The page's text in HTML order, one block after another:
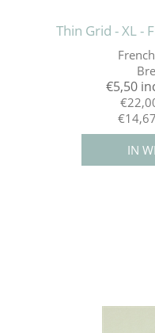
Thin Grid - XL -
€5,50